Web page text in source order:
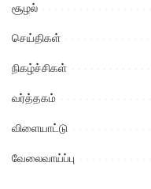
சூழல்
செய்திகள்
நிகழ்ச்சிகள்
வர்த்தகம்
விளையாட்டு
வேலைவாய்ப்பு